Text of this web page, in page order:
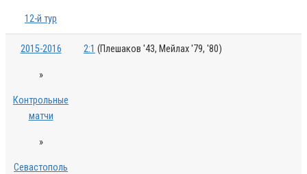
12-й тур
2015-2016
»
Контрольные
матчи
»
Севастополь
2:1 (Плешаков '43, Мейлах '79, '80)